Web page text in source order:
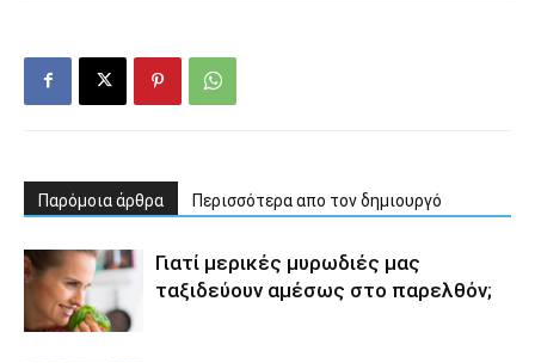
Παρόμοια άρθρα Περισσότερα απο τον δημιουργό
Γιατί μερικές μυρωδιές μας
ταξιδεύουν αμέσως στο παρελθόν;